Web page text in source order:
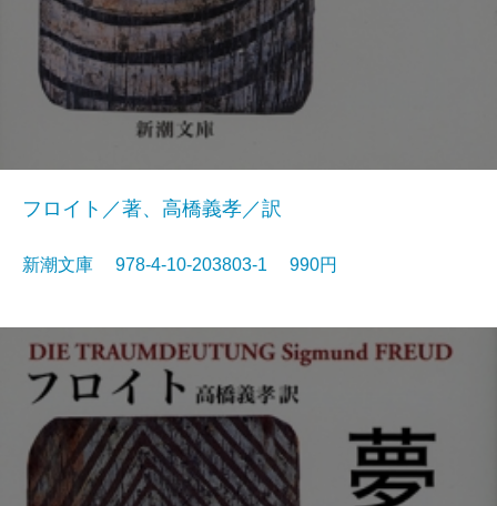
フロイト／著、高橋義孝／訳
新潮文庫 978-4-10-203803-1 990円